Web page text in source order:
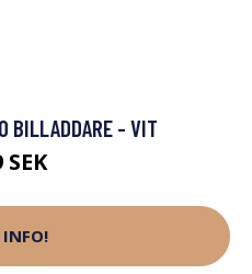
BILLADDARE - VIT
SEK
INFO!